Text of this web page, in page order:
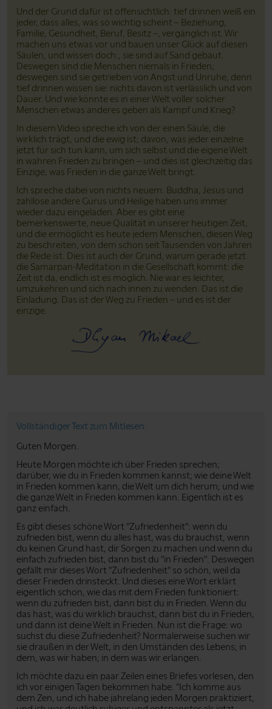
Und der Grund dafür ist offensichtlich: tief drinnen weiß ein
jeder, dass alles, was so wichtig scheint – Beziehung,
Familie, Gesundheit, Beruf, Besitz –, vergänglich ist. Wir
machen uns etwas vor und bauen unser Glück auf diesen
Säulen, und wissen doch:, sie sind auf Sand gebaut.
Deswegen sind die Menschen niemals in Frieden;
deswegen sind sie getrieben von Angst und Unruhe, denn
tief drinnen wissen sie: nichts davon ist verlässlich und von
Dauer. Und wie könnte es in einer Welt voller solcher
Menschen etwas anderes geben als Kampf und Krieg?
In diesem Video spreche ich von der einen Säule, die
wirklich trägt, und die ewig ist; davon, was jeder einzelne
jetzt für sich tun kann, um sich selbst und die eigene Welt
in wahren Frieden zu bringen – und dies ist gleichzeitig das
Einzige, was Frieden in die ganze Welt bringt.
Ich spreche dabei von nichts neuem. Buddha, Jesus und
zahllose andere Gurus und Heilige haben uns immer
wieder dazu eingeladen. Aber es gibt eine
bemerkenswerte, neue Qualität in unserer heutigen Zeit,
und die ermöglicht es heute jedem Menschen, diesen Weg
zu beschreiten, von dem schon seit Tausenden von Jahren
die Rede ist. Dies ist auch der Grund, warum gerade jetzt
die Samarpan-Meditation in die Gesellschaft kommt: die
Zeit ist da, endlich ist es möglich. Nie war es leichter,
umzukehren und sich nach innen zu wenden. Das ist die
Einladung. Das ist der Weg zu Frieden – und es ist der
einzige.
Vollständiger Text zum Mitlesen:
Guten Morgen.
Heute Morgen möchte ich über Frieden sprechen;
darüber, wie du in Frieden kommen kannst; wie deine Welt
in Frieden kommen kann, die Welt um dich herum; und wie
die ganze Welt in Frieden kommen kann. Eigentlich ist es
ganz einfach.
Es gibt dieses schöne Wort "Zufriedenheit": wenn du
zufrieden bist, wenn du alles hast, was du brauchst, wenn
du keinen Grund hast, dir Sorgen zu machen und wenn du
einfach zufrieden bist, dann bist du "in Frieden". Deswegen
gefällt mir dieses Wort "Zufriedenheit" so schön, weil da
dieser Frieden drinsteckt. Und dieses eine Wort erklärt
eigentlich schon, wie das mit dem Frieden funktioniert:
wenn du zufrieden bist, dann bist du in Frieden. Wenn du
das hast, was du wirklich brauchst, dann bist du in Frieden,
und dann ist deine Welt in Frieden. Nun ist die Frage: wo
suchst du diese Zufriedenheit? Normalerweise suchen wir
sie draußen in der Welt, in den Umständen des Lebens; in
dem, was wir haben; in dem was wir erlangen.
Ich möchte dazu ein paar Zeilen eines Briefes vorlesen, den
ich vor einigen Tagen bekommen habe. "Ich komme aus
dem Zen, und ich habe jahrelang jeden Morgen praktiziert,